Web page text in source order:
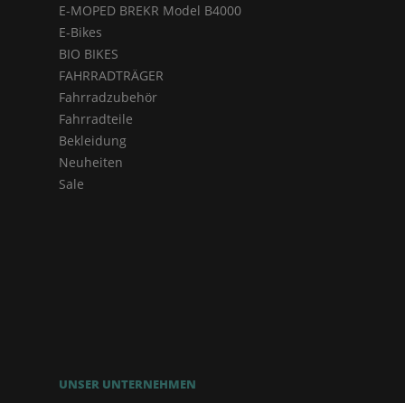
E-MOPED BREKR Model B4000
E-Bikes
BIO BIKES
FAHRRADTRÄGER
Fahrradzubehör
Fahrradteile
Bekleidung
Neuheiten
Sale
UNSER UNTERNEHMEN